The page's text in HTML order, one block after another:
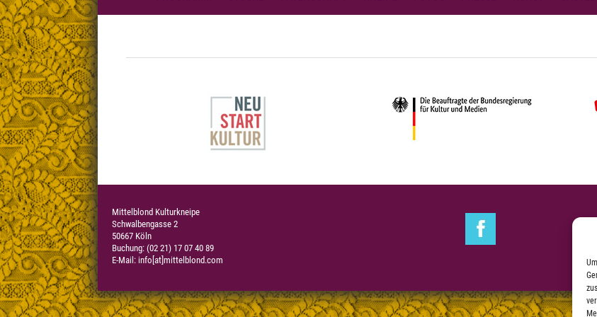
Mittelblond Kulturkneipe
Schwalbengasse 2
50667 Köln
Buchung: (02 21) 17 07 40 89
E-Mail: info[at]mittelblond.com